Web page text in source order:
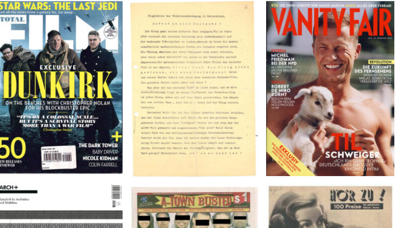
TOTAL FILM #260 – SUMMER
2017
Flugblätter der Weissen Rose – V,
Januar 1943
VANITY FAIR – Nr. 7 – 8.
Februar 2007
ARCH+ Nr. 226, Herbst 2016 HÖR ZU! – 1949, NUMMER 10,
A-TOWN BUSTED – 8/15/16–